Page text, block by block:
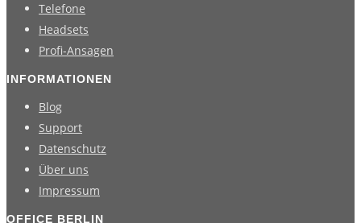
Telefone
Headsets
Profi-Ansagen
INFORMATIONEN
Blog
Support
Datenschutz
Über uns
Impressum
OFFICE BERLIN